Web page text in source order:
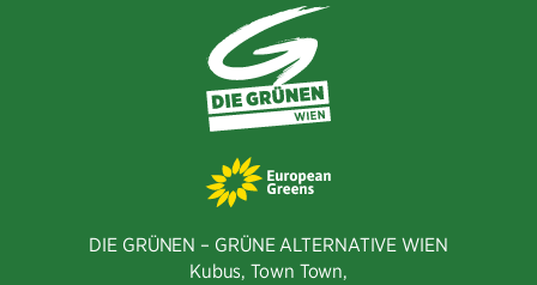
DIE GRÜNEN – GRÜNE ALTERNATIVE WIEN
Kubus, Town Town,